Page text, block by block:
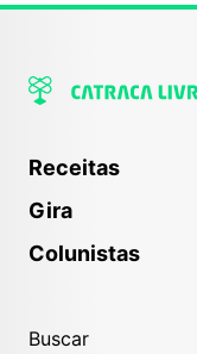
Receitas
Gira
Colunistas
Buscar